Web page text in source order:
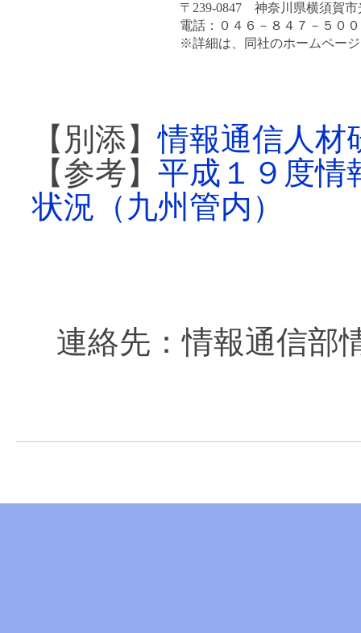
〒239-0847 神奈川県横須賀
電話：０４６－８４７－５０
※詳細は、同社のホームペー
【別添】情報通信人材
【参考】 平成１９度情
状況（九州管内）
連絡先：情報通信部